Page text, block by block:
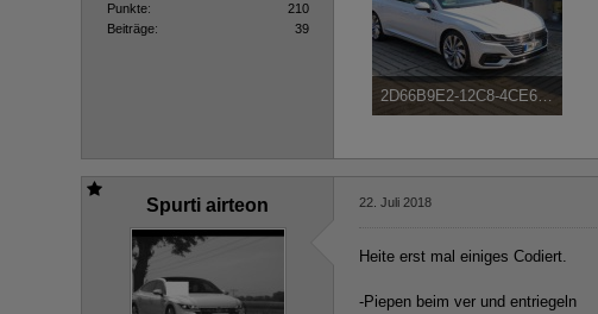
Punkte
210
Beiträge
39
2D66B9E2-12C8-4CE6-ADF3-
174,15 kB, 800×450, 5.945 mal
Spurti airteon 22. Juli 2018
Heite erst mal einiges Codiert.
-Piepen beim ver und entriegeln